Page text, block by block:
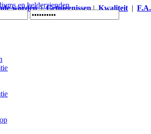
worden|Getuigenissen|Kwaliteit |